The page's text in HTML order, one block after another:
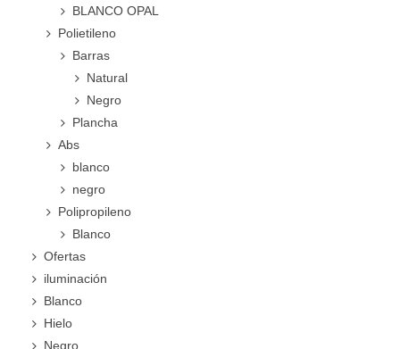
BLANCO OPAL
Polietileno
Barras
Natural
Negro
Plancha
Abs
blanco
negro
Polipropileno
Blanco
Ofertas
iluminación
Blanco
Hielo
Negro